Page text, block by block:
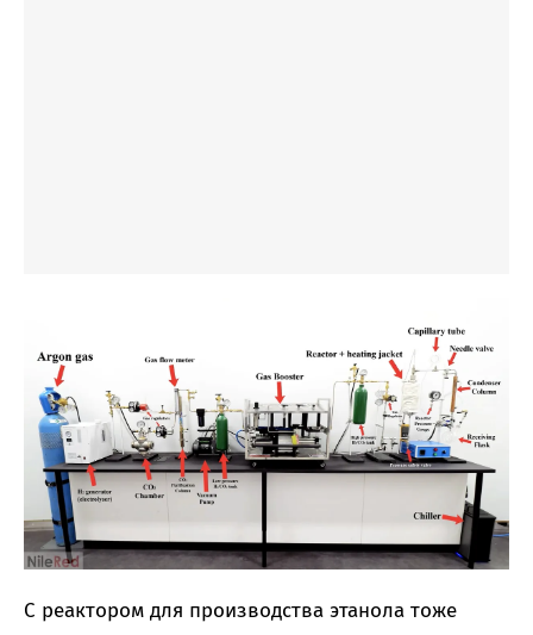
С реактором для производства этанола тоже